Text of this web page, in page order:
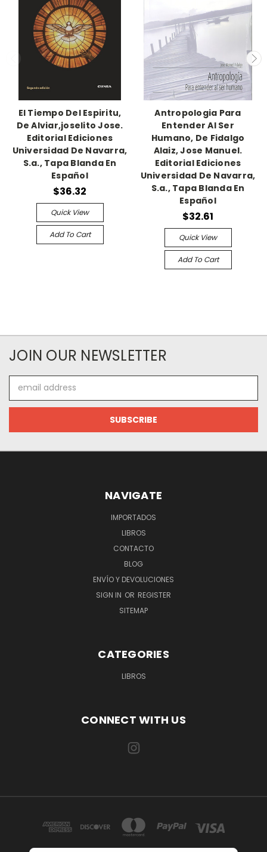
El Tiempo Del Espiritu,
De Alviar,joselito Jose.
Editorial Ediciones
Universidad De Navarra,
S.a., Tapa Blanda En
Español
$36.32
Quick View
Add To Cart
Antropologia Para
Entender Al Ser
Humano, De Fidalgo
Alaiz, Jose Manuel.
Editorial Ediciones
Universidad De Navarra,
S.a., Tapa Blanda En
Español
$32.61
Quick View
Add To Cart
JOIN OUR NEWSLETTER
Address
NAVIGATE
IMPORTADOS
LIBROS
CONTACTO
BLOG
ENVÍO Y DEVOLUCIONES
SIGN IN OR REGISTER
SITEMAP
CATEGORIES
LIBROS
CONNECT WITH US